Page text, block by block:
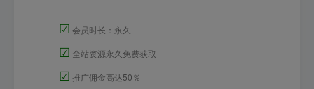
☑ 会员时长：永久
☑ 全站资源永久免费获取
☑ 推广佣金高达50％